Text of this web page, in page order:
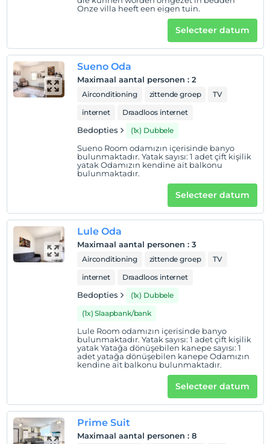
Onze villa heeft een eigen tuin.
Selecteer datum
Sueno Oda
Maximaal aantal personen : 2
Airconditioning zittende groep
TV
internet
Draadloos internet
Bedopties (1x) Dubbele
Sueno Room odamızın içerisinde banyo
bulunmaktadır. Yatak sayısı: 1 adet çift kişilik
yatak Odamızın kendine ait balkonu
bulunmaktadır.
Selecteer datum
Lule Oda
Maximaal aantal personen : 3
Airconditioning zittende groep
TV
internet
Draadloos internet
Bedopties
(1x) Dubbele
(1x) Slaapbank/bank
Lule Room odamızın içerisinde banyo
bulunmaktadır. Yatak sayısı: 1 adet çift kişilik
yatak Yatağa dönüşebilen kanepe sayısı: 1
adet yatağa dönüşebilen kanepe Odamızın
kendine ait balkonu bulunmaktadır.
Selecteer datum
Prime Suit
Maximaal aantal personen : 8